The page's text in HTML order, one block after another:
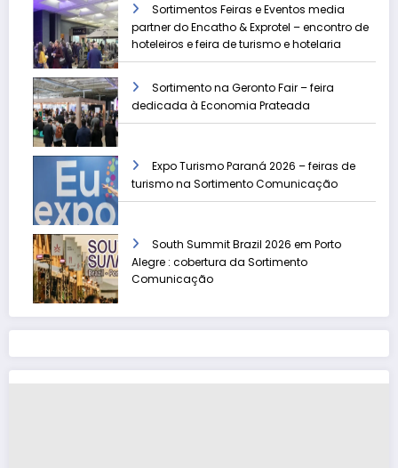
Sortimentos Feiras e Eventos media
partner do Encatho & Exprotel – encontro de
hoteleiros e feira de turismo e hotelaria
Sortimento na Geronto Fair – feira
dedicada à Economia Prateada
Expo Turismo Paraná 2026 – feiras de
turismo na Sortimento Comunicação
South Summit Brazil 2026 em Porto
Alegre : cobertura da Sortimento
Comunicação